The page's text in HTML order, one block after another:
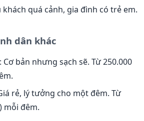
khách quá cảnh, gia đình có trẻ em.
dân khác
: Cơ bản nhưng sạch sẽ. Từ 250.000
rẻ, lý tưởng cho một đêm. Từ
mỗi đêm.